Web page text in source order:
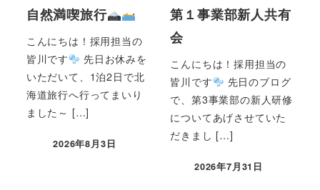
自然満喫旅行
こんにちは！採用担当の
皆川です
先日お休みを
いただいて、1泊2日で北
海道旅行へ行ってまいり
ました～ […]
2026年8月3日
第１事業部新人共有
会
こんにちは！採用担当の
皆川です
先日のブログ
で、第3事業部の新人研修
についてあげさせていた
だきまし […]
2026年7月31日